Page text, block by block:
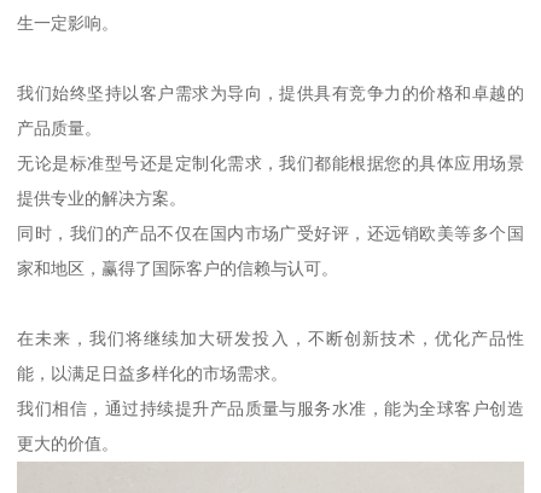
生一定影响。
我们始终坚持以客户需求为导向，提供具有竞争力的价格和卓越的
产品质量。
无论是标准型号还是定制化需求，我们都能根据您的具体应用场景
提供专业的解决方案。
同时，我们的产品不仅在国内市场广受好评，还远销欧美等多个国
家和地区，赢得了国际客户的信赖与认可。
在未来，我们将继续加大研发投入，不断创新技术，优化产品性
能，以满足日益多样化的市场需求。
我们相信，通过持续提升产品质量与服务水准，能为全球客户创造
更大的价值。